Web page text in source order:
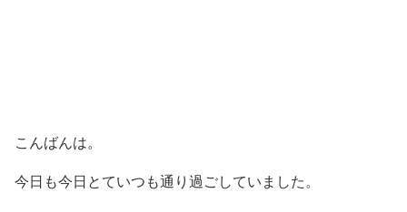
こんばんは。
今日も今日とていつも通り過ごしていました。